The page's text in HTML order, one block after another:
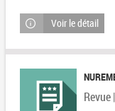
Voir le détail
Revue